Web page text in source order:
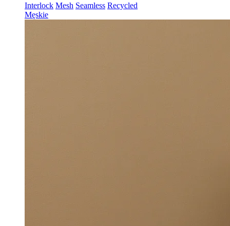
Interlock Mesh Seamless Recycled
Męskie